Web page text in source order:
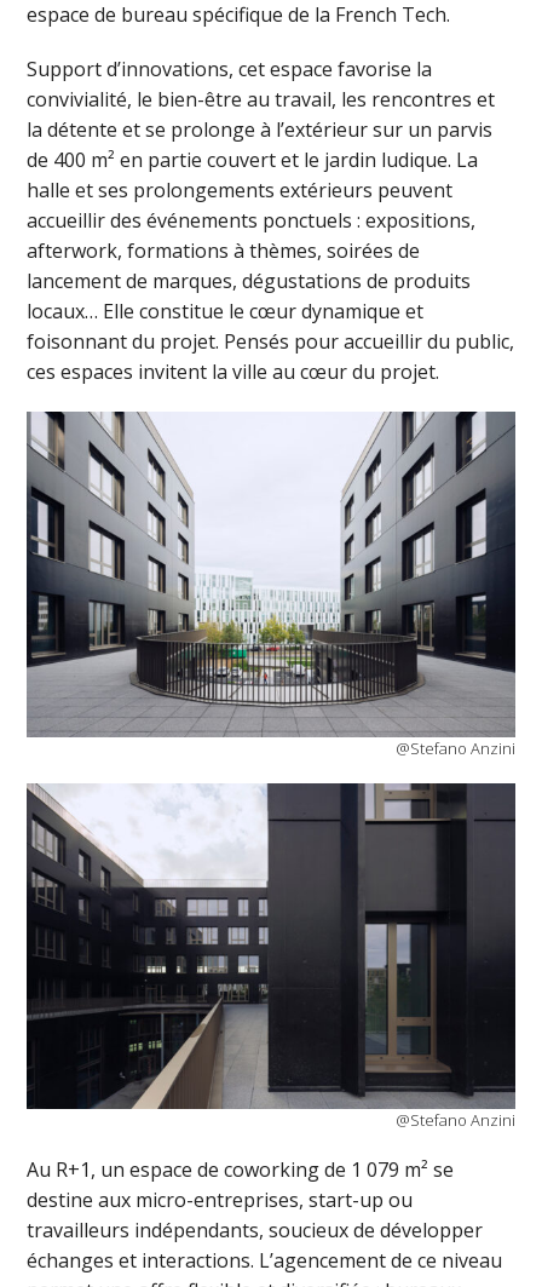
espace de bureau spécifique de la French Tech.
Support d’innovations, cet espace favorise la
convivialité, le bien-être au travail, les rencontres et
la détente et se prolonge à l’extérieur sur un parvis
de 400 m² en partie couvert et le jardin ludique. La
halle et ses prolongements extérieurs peuvent
accueillir des événements ponctuels : expositions,
afterwork, formations à thèmes, soirées de
lancement de marques, dégustations de produits
locaux… Elle constitue le cœur dynamique et
foisonnant du projet. Pensés pour accueillir du public,
ces espaces invitent la ville au cœur du projet.
@Stefano Anzini
@Stefano Anzini
Au R+1, un espace de coworking de 1 079 m² se
destine aux micro-entreprises, start-up ou
travailleurs indépendants, soucieux de développer
échanges et interactions. L’agencement de ce niveau